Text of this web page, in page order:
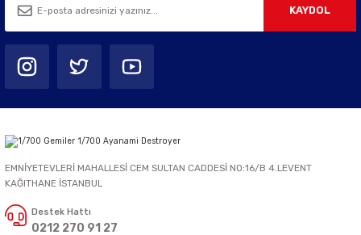
KAYDOL
EMNİYETEVLERİ MAHALLESİ CEM SULTAN CADDESİ NO:16/B 4.LEVENT
KAĞITHANE İSTANBUL
Destek Hattı
0212 270 91 27